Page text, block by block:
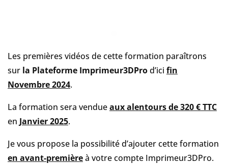
Les premières vidéos de cette formation paraîtrons
sur la Plateforme Imprimeur3DProd’ici fin
Novembre 2024.
La formation sera vendueaux alentours de 320 € TTC
en Janvier 2025.
Je vous propose la possibilité d’ajouter cette formation
en avant-premièreà votre compte Imprimeur3DPro.